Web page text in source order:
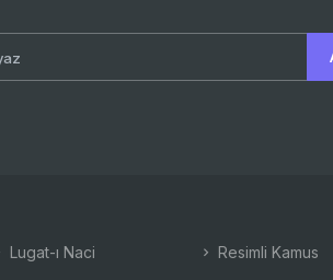
Lugat-ı Naci Resimli Kamus